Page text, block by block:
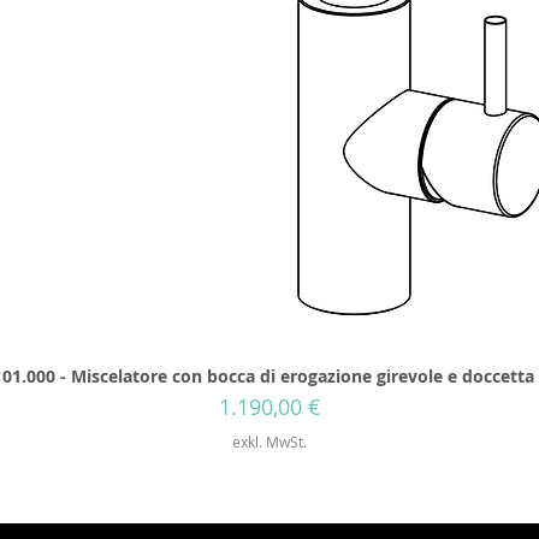
01.000 - Miscelatore con bocca di erogazione girevole e doccetta
Preis
1.190,00 €
exkl. MwSt.